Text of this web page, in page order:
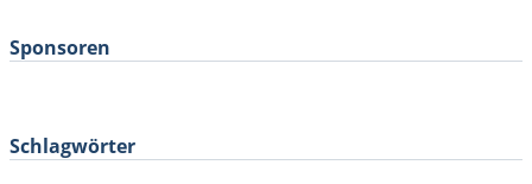
Sponsoren
Schlagwörter